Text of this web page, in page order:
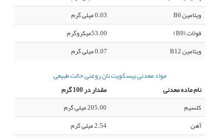
ویتامین B6
0.03 میلی گرم
فولات (B9)
53.00میکروگرم
ویتامین B12
0.07 میلی گرم
مواد معدنی بیسکویت نان روغنی حالت طبیعی
نام ماده معدنی
مقدار در 100 گرم
کلسیم
205.00 میلی گرم
آهن
2.54 میلی گرم